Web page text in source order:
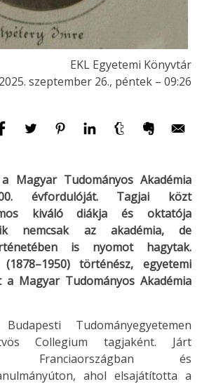
EKL Egyetemi Könyvtár
2025. szeptember 26., péntek – 09:26
Magyar Tudományos Akadémia
évfordulóját. Tagjai közt
kiváló diákja és oktatója
nemcsak az akadémia, de
is nyomot hagytak.
történész, egyetemi
Magyar Tudományos Akadémia
Tudományegyetemen
Collegium tagjaként. Járt
Franciaországban és
ahol elsajátította a